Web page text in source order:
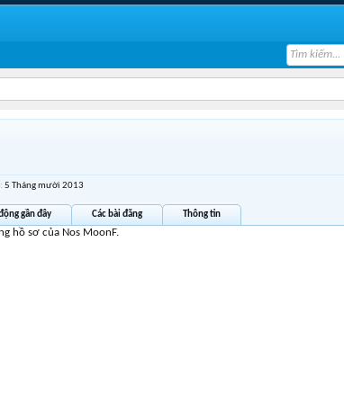
5 Tháng mười 2013
gần đây Các bài đăng Thông tin
hồ sơ của Nos MoonF.